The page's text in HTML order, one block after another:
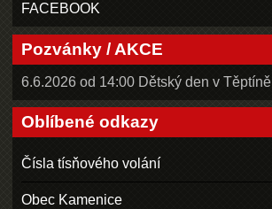
FACEBOOK
Pozvánky / AKCE
6.6.2026 od 14:00 Dětský den v Těptíně
Oblíbené odkazy
Čísla tísňového volání
Obec Kamenice